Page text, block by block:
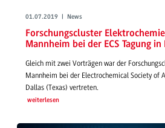
01.07.2019 | News
Forschungscluster
Mannheim bei der ECS Tagung in
Gleich mit zwei Vorträgen war der
Mannheim bei der Electrochemical Society of
Dallas (Texas) vertreten.
weiterlesen